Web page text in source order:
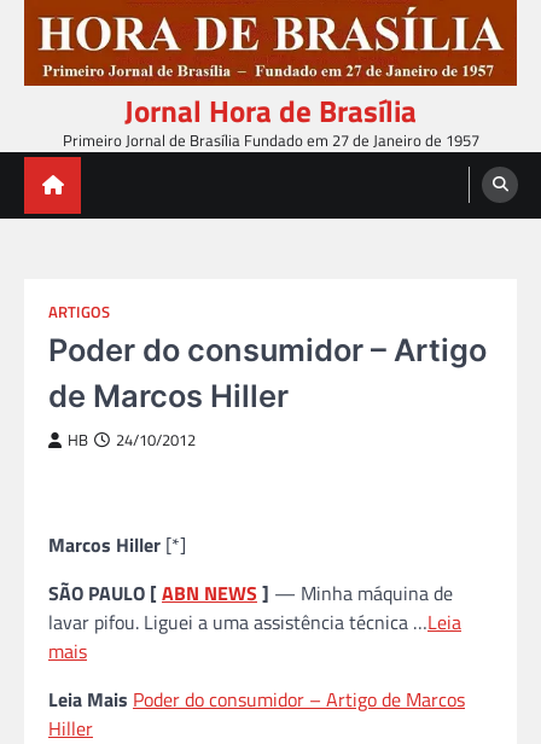
content
Jornal Hora de Brasília
Primeiro Jornal de Brasília Fundado em 27 de Janeiro de 1957
ARTIGOS
Poder do consumidor – Artigo
de Marcos Hiller
HB 24/10/2012
Marcos Hiller [*]
SÃO PAULO [ABN NEWS ] — Minha máquina de
lavar pifou. Liguei a uma assistência técnica …Leia
mais
Leia Mais Poder do consumidor – Artigo de Marcos
Hiller